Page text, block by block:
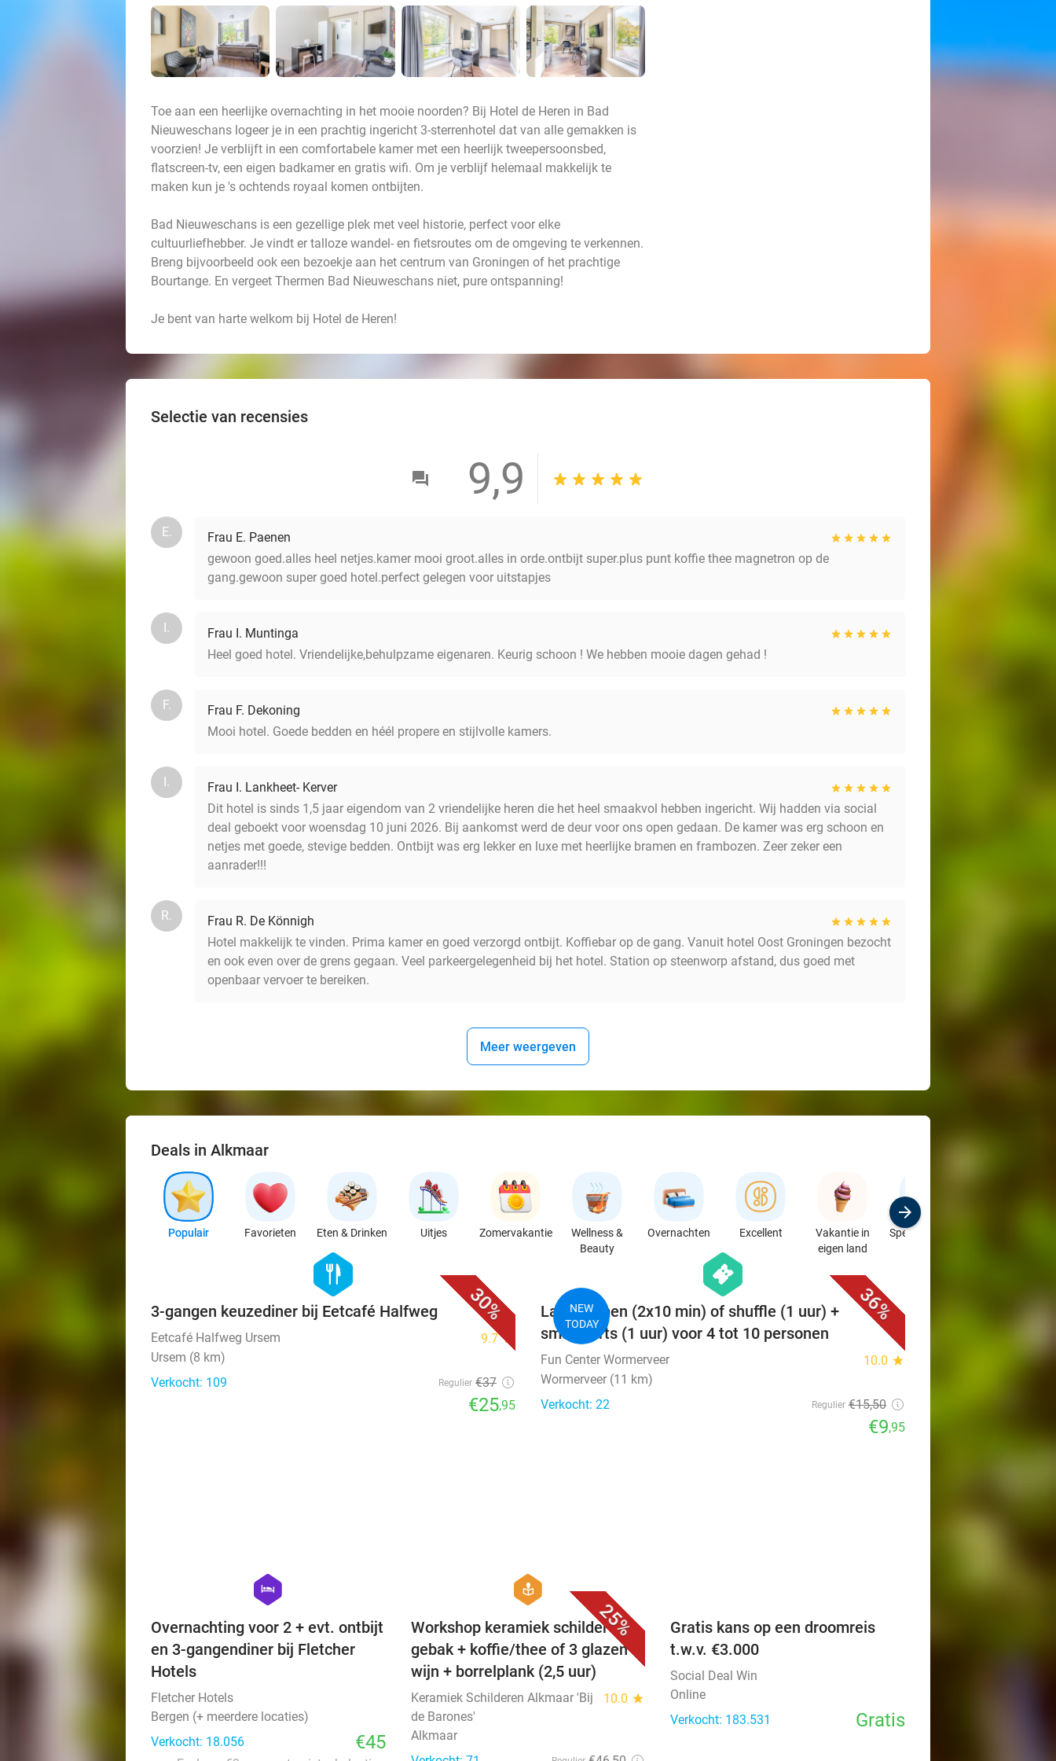
Toe aan een heerlijke overnachting in het mooie noorden? Bij Hotel de Heren in Bad
Nieuweschans logeer je in een prachtig ingericht 3-sterrenhotel dat van alle gemakken is
voorzien! Je verblijft in een comfortabele kamer met een heerlijk tweepersoonsbed,
flatscreen-tv, een eigen badkamer en gratis wifi. Om je verblijf helemaal makkelijk te
maken kun je 's ochtends royaal komen ontbijten.
Bad Nieuweschans is een gezellige plek met veel historie, perfect voor elke
cultuurliefhebber. Je vindt er talloze wandel- en fietsroutes om de omgeving te verkennen.
Breng bijvoorbeeld ook een bezoekje aan het centrum van Groningen of het prachtige
Bourtange. En vergeet Thermen Bad Nieuweschans niet, pure ontspanning!
Je bent van harte welkom bij Hotel de Heren!
Selectie van recensies
9,9
E.
Frau E. Paenen
gewoon goed.alles heel netjes.kamer mooi groot.alles in orde.ontbijt super.plus punt koffie thee magnetron op de
gang.gewoon super goed hotel.perfect gelegen voor uitstapjes
I.
Frau I. Muntinga
Heel goed hotel. Vriendelijke,behulpzame eigenaren. Keurig schoon ! We hebben mooie dagen gehad !
F.
Frau F. Dekoning
Mooi hotel. Goede bedden en héél propere en stijlvolle kamers.
I.
Frau I. Lankheet- Kerver
Dit hotel is sinds 1,5 jaar eigendom van 2 vriendelijke heren die het heel smaakvol hebben ingericht. Wij hadden via social
deal geboekt voor woensdag 10 juni 2026. Bij aankomst werd de deur voor ons open gedaan. De kamer was erg schoon en
netjes met goede, stevige bedden. Ontbijt was erg lekker en luxe met heerlijke bramen en frambozen. Zeer zeker een
aanrader!!!
R.
Frau R. De Könnigh
Hotel makkelijk te vinden. Prima kamer en goed verzorgd ontbijt. Koffiebar op de gang. Vanuit hotel Oost Groningen bezocht
en ook even over de grens gegaan. Veel parkeergelegenheid bij het hotel. Station op steenworp afstand, dus goed met
openbaar vervoer te bereiken.
Meer weergeven
Deals in Alkmaar
Populair Favorieten Eten & Drinken Uitjes Zomervakantie
Wellness &
Beauty
Overnachten Excellent
Vakantie in
eigen land
Speciaalzaken
30%
hexagon
food
3-gangen keuzediner bij Eetcafé Halfweg
Eetcafé Halfweg Ursem 9.7star
Ursem (8 km)
Verkocht: 109
Regulier €37
€25,95
36%
NEW
TODAY
hexagon
events
Lasergamen (2x10 min) of shuffle (1 uur) +
smartdarts (1 uur) voor 4 tot 10 personen
Fun Center Wormerveer 10.0 star
Wormerveer (11 km)
Verkocht: 22
Regulier €15,50
€9,95
hexagon
hotel
Overnachting voor 2 + evt. ontbijt
en 3-gangendiner bij Fletcher
Hotels
Fletcher Hotels
Bergen (+ meerdere locaties)
Verkocht: 18.056
€45
25%
hexagon
course
Workshop keramiek schilderen +
gebak + koffie/thee of 3 glazen
wijn + borrelplank (2,5 uur)
Keramiek Schilderen Alkmaar 'Bij
de Barones'
10.0 star
Alkmaar
Gratis kans op een droomreis
t.w.v. €3.000
Social Deal Win
Online
Verkocht: 183.531
Gratis